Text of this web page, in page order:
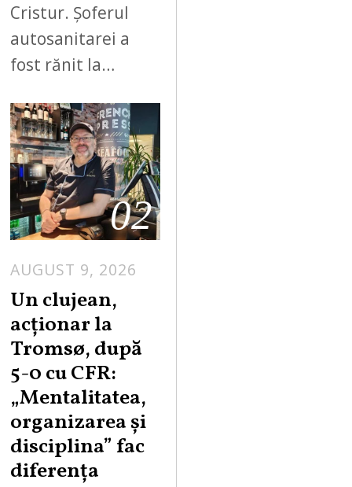
Cristur. Șoferul
autosanitarei a
fost rănit la…
02
AUGUST 9, 2026
Un clujean,
acționar la
Tromsø, după
5-0 cu CFR:
„Mentalitatea,
organizarea și
disciplina” fac
diferența